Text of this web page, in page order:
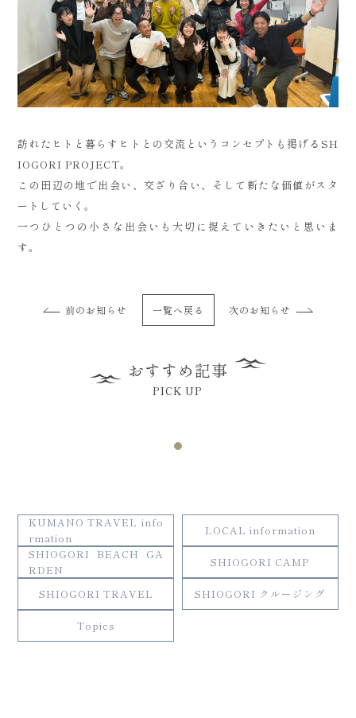
訪れたヒトと暮らすヒトとの交流というコンセプトも掲げるSH
IOGORI PROJECT。
この田辺の地で出会い、交ざり合い、そして新たな価値がスタ
ートしていく。
一つひとつの小さな出会いも大切に捉えていきたいと思いま
す。
前のお知らせ 一覧へ戻る 次のお知らせ
おすすめ記事
PICK UP
KUMANO TRAVEL info
rmation
LOCAL information
SHIOGORI BEACH GA
RDEN
SHIOGORI CAMP
SHIOGORI TRAVEL SHIOGORI クルージング
Topics